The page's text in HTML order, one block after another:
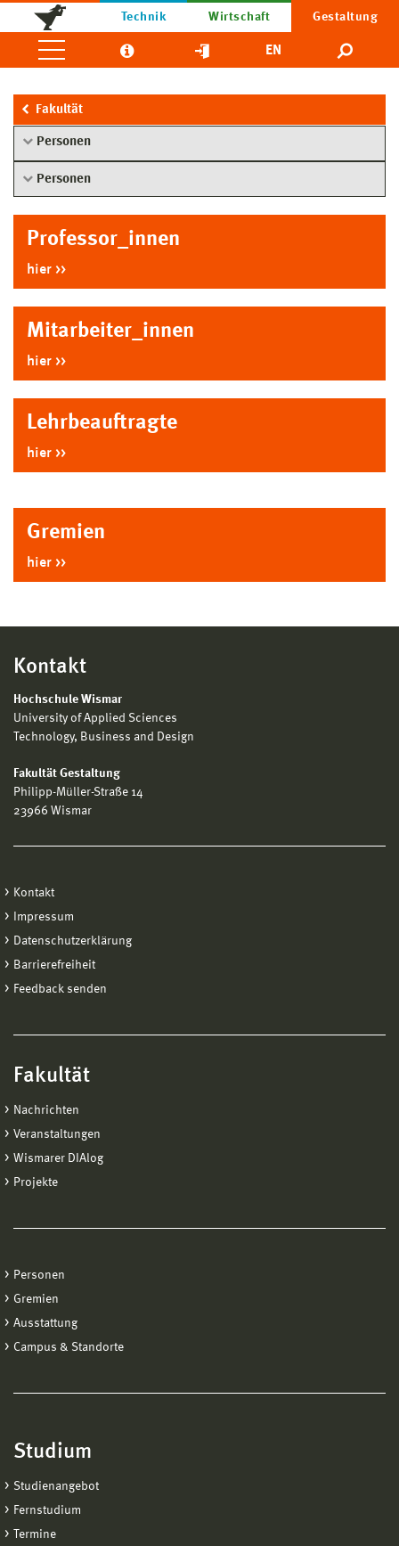
Technik Wirtschaft Gestaltung
EN
Fakultät
Personen
Personen
Professor_innen
hier
Mitarbeiter_innen
hier
Lehrbeauftragte
hier
Gremien
hier
Kontakt
Hochschule Wismar
University of Applied Sciences
Technology, Business and Design
Fakultät Gestaltung
Philipp-Müller-Straße 14
23966 Wismar
Kontakt
Impressum
Datenschutzerklärung
Barrierefreiheit
Feedback senden
Fakultät
Nachrichten
Veranstaltungen
Wismarer DIAlog
Projekte
Personen
Gremien
Ausstattung
Campus & Standorte
Studium
Studienangebot
Fernstudium
Termine